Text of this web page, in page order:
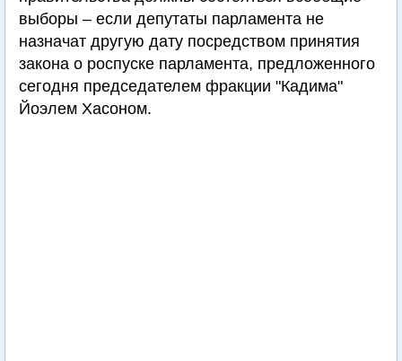
выборы – если депутаты парламента не
назначат другую дату посредством принятия
закона о роспуске парламента, предложенного
сегодня председателем фракции "Кадима"
Йоэлем Хасоном.